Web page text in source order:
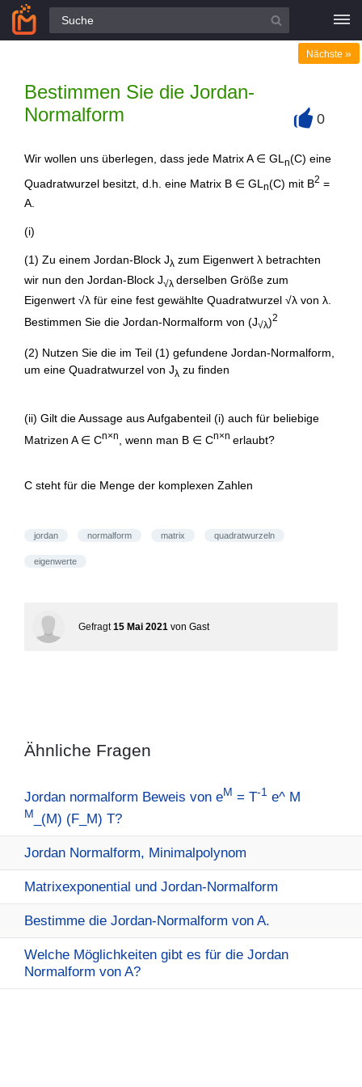
Alle Fragen
Bestimmen Sie die Jordan-
Normalform
Nächste »
0
Wir wollen uns überlegen, dass jede Matrix A ∈ GL n(C) eine
Quadratwurzel besitzt, d.h. eine Matrix B ∈ GL n(C) mit B2 =
A.
(i)
(1) Zu einem Jordan-Block Jλ zum Eigenwert λ betrachten
wir nun den Jordan-Block J√λ derselben Größe zum
Eigenwert √λ für eine fest gewählte Quadratwurzel √λ von λ.
Bestimmen Sie die Jordan-Normalform von (J√λ)2
(2) Nutzen Sie die im Teil (1) gefundene Jordan-Normalform,
um eine Quadratwurzel von Jλ zu finden
(ii) Gilt die Aussage aus Aufgabenteil (i) auch für beliebige
Matrizen A ∈ Cn×n , wenn man B ∈ Cn×n erlaubt?
C steht für die Menge der komplexen Zahlen
jordan normalform matrix quadratwurzeln
eigenwerte
Gefragt 15 Mai 2021 von Gast
Ähnliche Fragen
Jordan normalform Beweis von eM = T-1 e^ M
M _(M) (F_M) T?
Jordan Normalform, Minimalpolynom
Matrixexponential und Jordan-Normalform
Bestimme die Jordan-Normalform von A.
Welche Möglichkeiten gibt es für die Jordan
Normalform von A?